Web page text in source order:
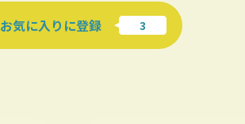
お気に入りに登録